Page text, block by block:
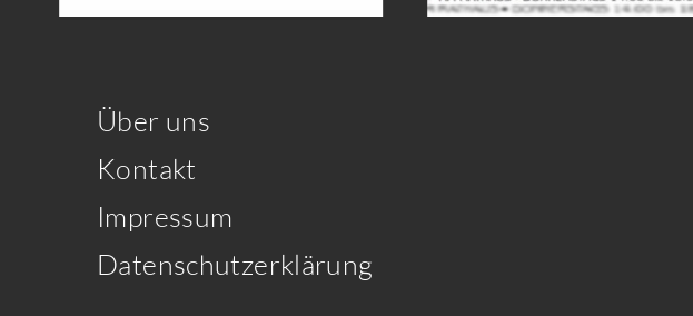
Über uns
Kontakt
Impressum
Datenschutzerklärung